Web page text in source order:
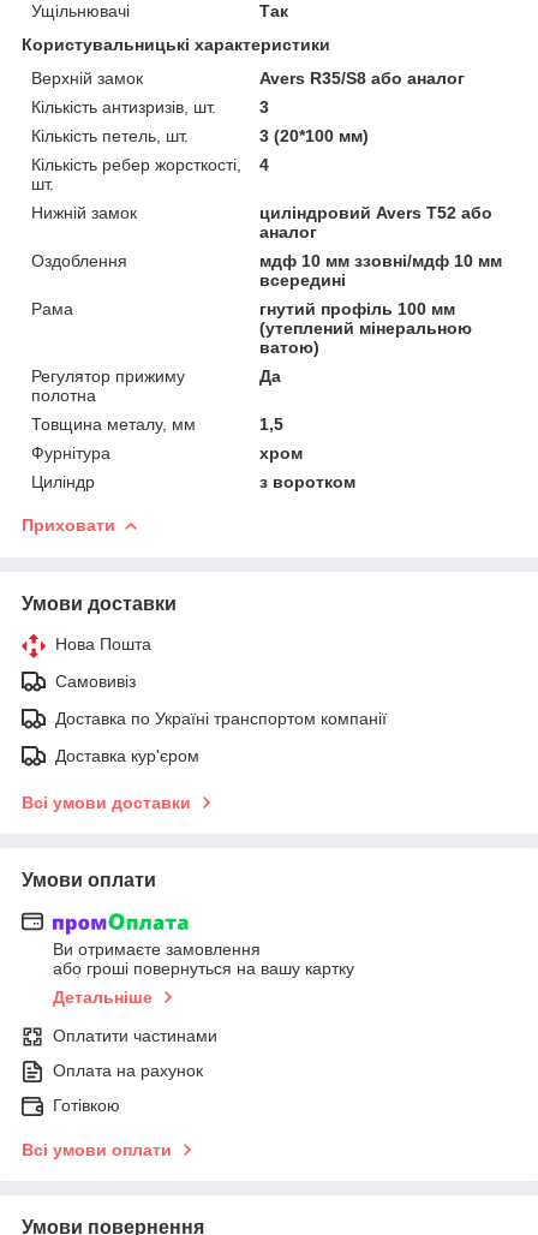
Ущільнювачі
Так
Користувальницькі характеристики
Верхній замок
Avers R35/S8 або аналог
Кількість антизризів, шт.
3
Кількість петель, шт.
3 (20*100 мм)
Кількість ребер жорсткості,
шт.
4
Нижній замок
циліндровий Avers Т52 або
аналог
Оздоблення
мдф 10 мм ззовні/мдф 10 мм
всередині
Рама
гнутий профіль 100 мм
(утеплений мінеральною
ватою)
Регулятор прижиму
полотна
Да
Товщина металу, мм
1,5
Фурнітура
хром
Циліндр
з воротком
Приховати
Умови доставки
Нова Пошта
Самовивіз
Доставка по Україні транспортом компанії
Доставка кур'єром
Всі умови доставки
Умови оплати
Ви отримаєте замовлення
або гроші повернуться на вашу картку
Детальніше
Оплатити частинами
Оплата на рахунок
Готівкою
Всі умови оплати
Умови повернення